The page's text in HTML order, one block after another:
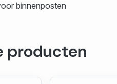
binnenposten
producten